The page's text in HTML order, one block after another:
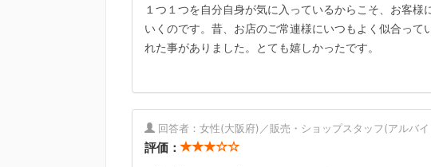
１つ１つを自分自身が気に入っているからこそ、お客
いくのです。昔、お店のご常連様にいつもよく似合っ
れた事がありました。とても嬉しかったです。
回答者：女性(大阪府)／販売・ショップスタッフ(アルバ
評価：